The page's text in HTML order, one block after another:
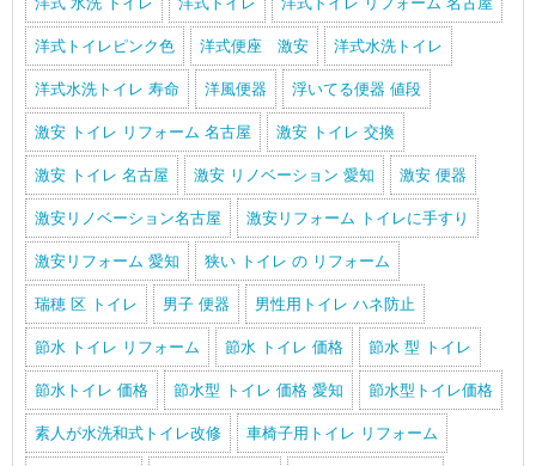
洋式トイレピンク色 洋式便座 激安 洋式水洗トイレ
洋式水洗トイレ 寿命 洋風便器 浮いてる便器 値段
激安 トイレ リフォーム 名古屋 激安 トイレ 交換
激安 トイレ 名古屋 激安 リノベーション 愛知 激安 便器
激安リノベーション名古屋 激安リフォーム トイレに手すり
激安リフォーム 愛知 狭い トイレ の リフォーム
瑞穂 区 トイレ 男子 便器 男性用トイレ ハネ防止
節水 トイレ リフォーム 節水 トイレ 価格 節水 型 トイレ
節水トイレ 価格 節水型 トイレ 価格 愛知 節水型トイレ価格
素人が水洗和式トイレ改修 車椅子用トイレ リフォーム